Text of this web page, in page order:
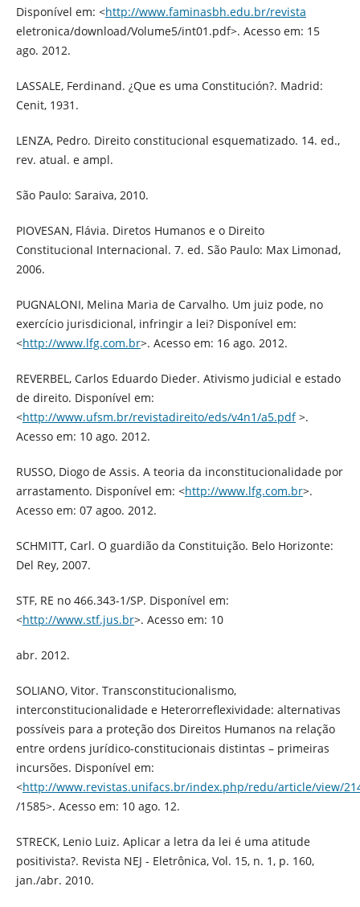
Disponível em: <http://www.faminasbh.edu.br/revista
eletronica/download/Volume5/int01.pdf>. Acesso em: 15
ago. 2012.
LASSALE, Ferdinand. ¿Que es uma Constitución?. Madrid:
Cenit, 1931.
LENZA, Pedro. Direito constitucional esquematizado. 14. ed.,
rev. atual. e ampl.
São Paulo: Saraiva, 2010.
PIOVESAN, Flávia. Diretos Humanos e o Direito
Constitucional Internacional. 7. ed. São Paulo: Max Limonad,
2006.
PUGNALONI, Melina Maria de Carvalho. Um juiz pode, no
exercício jurisdicional, infringir a lei? Disponível em:
<http://www.lfg.com.br>. Acesso em: 16 ago. 2012.
REVERBEL, Carlos Eduardo Dieder. Ativismo judicial e estado
de direito. Disponível em:
<http://www.ufsm.br/revistadireito/eds/v4n1/a5.pdf>.
Acesso em: 10 ago. 2012.
RUSSO, Diogo de Assis. A teoria da inconstitucionalidade por
arrastamento. Disponível em: <http://www.lfg.com.br>.
Acesso em: 07 agoo. 2012.
SCHMITT, Carl. O guardião da Constituição. Belo Horizonte:
Del Rey, 2007.
STF, RE no 466.343-1/SP. Disponível em:
<http://www.stf.jus.br>. Acesso em: 10
abr. 2012.
SOLIANO, Vitor. Transconstitucionalismo,
interconstitucionalidade e Heterorreflexividade: alternativas
possíveis para a proteção dos Direitos Humanos na relação
entre ordens jurídico-constitucionais distintas – primeiras
incursões. Disponível em:
<http://www.revistas.unifacs.br/index.php/redu/article/view/
/1585>. Acesso em: 10 ago. 12.
STRECK, Lenio Luiz. Aplicar a letra da lei é uma atitude
positivista?. Revista NEJ - Eletrônica, Vol. 15, n. 1, p. 160,
jan./abr. 2010.